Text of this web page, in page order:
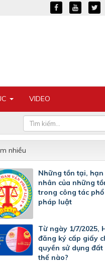
VIDEO
nhiều
Những tồn tại,
nhân của những
trong công tác
pháp luật
Từ ngày 1/7/2025,
đăng ký cấp giấy
quyền sử dụng
thế nào?